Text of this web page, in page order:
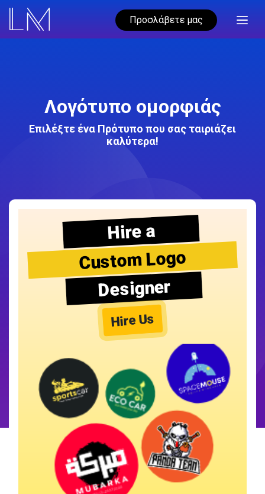
Προσλάβετε μας
Λογότυπο ομορφιάς
Επιλέξτε ένα Πρότυπο που σας ταιριάζει
καλύτερα!
Hire a
Custom Logo
Designer
Hire Us